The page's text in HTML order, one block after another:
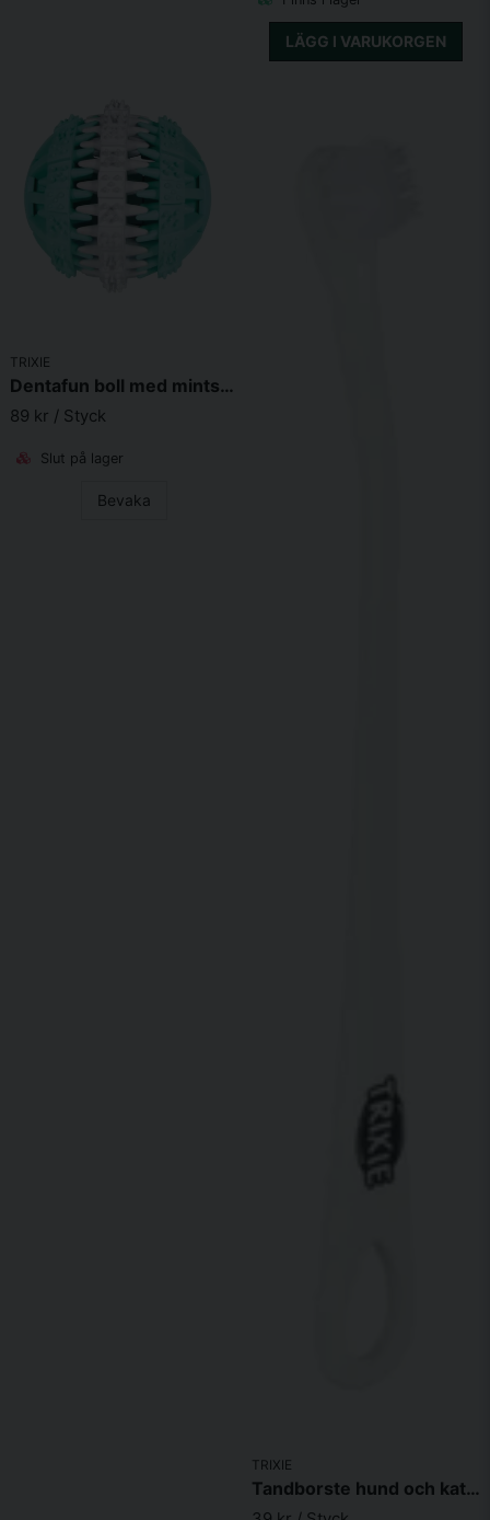
LÄGG I VARUKORGEN
TRIXIE
Dentafun boll med mintsmak naturgummi 7 cm
89 kr / Styck
Slut på lager
Bevaka
TRIXIE
Tandborste hund och katt 15 cm 4-pack